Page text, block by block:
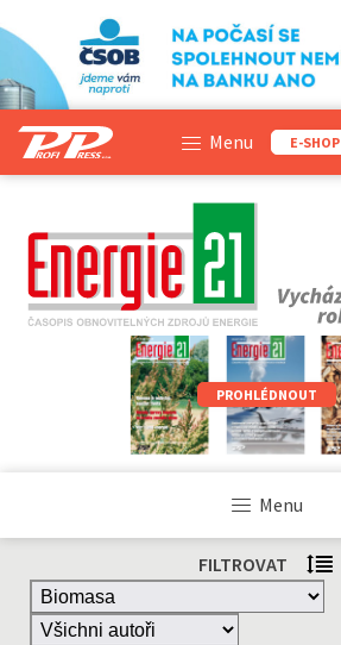
Menu E-SHOP
PROHLÉDNOUT
Menu
FILTROVAT